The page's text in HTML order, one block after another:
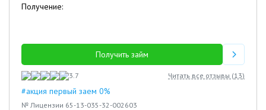
Получение:
Получить займ
3.7 Читать все отзывы (13)
#акция первый заем 0%
№ Лицензии 65-13-035-32-002603